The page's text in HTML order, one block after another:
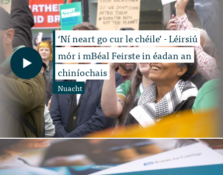
‘Ní neart go cur le chéile’ - Léirsiú
mór i mBéal Feirste in éadan an
chiníochais
Nuacht